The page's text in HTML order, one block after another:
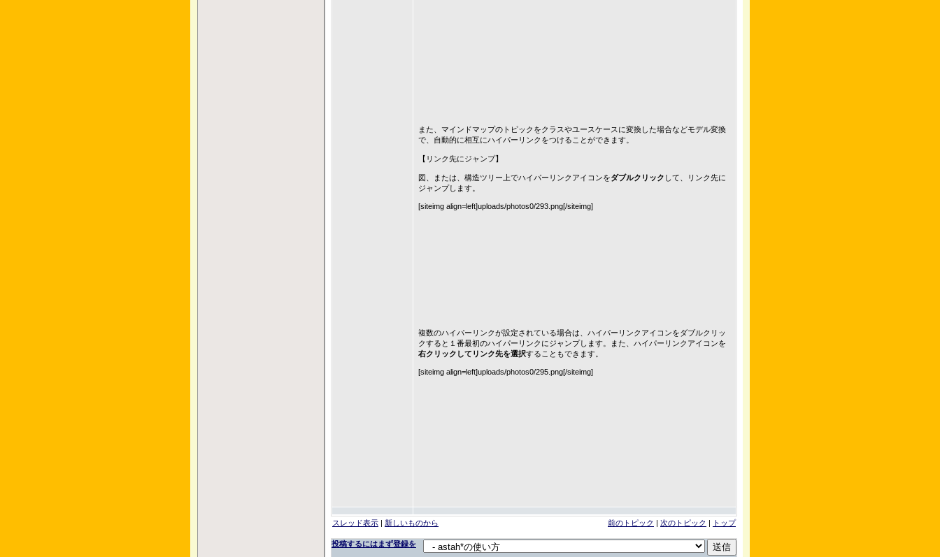
また、マインドマップのトピックをクラスやユースケースに変換した場合などモデル変換
で、自動的に相互にハイパーリンクをつけることができます。
【リンク先にジャンプ】
図、または、構造ツリー上でハイパーリンクアイコンをダブルクリック して、リンク先に
ジャンプします。
[siteimg align=left]uploads/photos0/293.png[/siteimg]
複数のハイパーリンクが設定されている場合は、ハイパーリンクアイコンをダブルクリッ
クすると１番最初のハイパーリンクにジャンプします。また、ハイパーリンクアイコンを
右クリックしてリンク先を選択することもできます。
[siteimg align=left]uploads/photos0/295.png[/siteimg]
スレッド表示 | 新しいものから 前のトピック | 次のトピック | トップ
投稿するにはまず登録を